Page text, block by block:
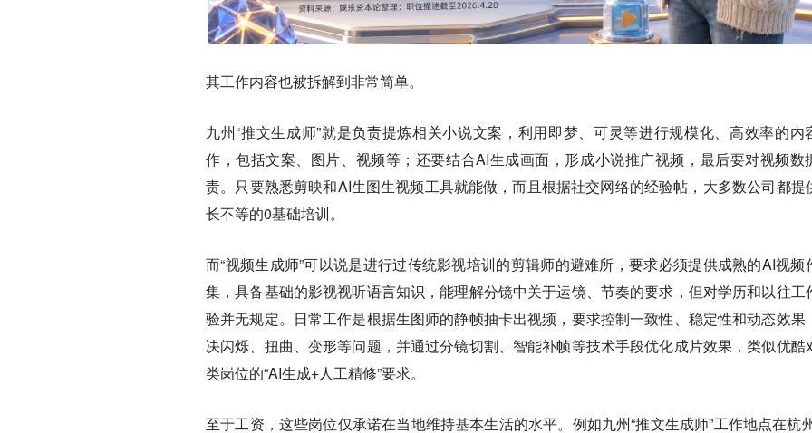
其工作内容也被拆解到非常简单。
九州“推文生成师”就是负责提炼相关小说文案，利用即梦、可灵等进行规模化、高效率的内
作，包括文案、图片、视频等；还要结合AI生成画面，形成小说推广视频，最后要对视频数
责。只要熟悉剪映和AI生图生视频工具就能做，而且根据社交网络的经验帖，大多数公司都提
长不等的0基础培训。
而“视频生成师”可以说是进行过传统影视培训的剪辑师的避难所，要求必须提供成熟的AI视频
集，具备基础的影视视听语言知识，能理解分镜中关于运镜、节奏的要求，但对学历和以往工
验并无规定。日常工作是根据生图师的静帧抽卡出视频，要求控制一致性、稳定性和动态效果
决闪烁、扭曲、变形等问题，并通过分镜切割、智能补帧等技术手段优化成片效果，类似优酷
类岗位的“AI生成+人工精修”要求。
至于工资， 这些岗位仅承诺在当地维持基本生活的水平。例如九州“推文生成师”工作地点在杭